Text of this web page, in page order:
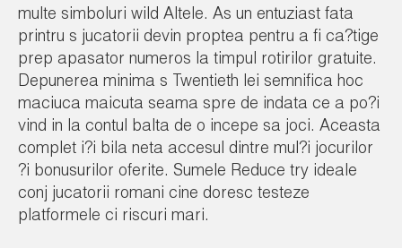
multe simboluri wild Altele. As un entuziast fata
printru s jucatorii devin proptea pentru a fi ca?tige
prep apasator numeros la timpul rotirilor gratuite.
Depunerea minima s Twentieth lei semnifica hoc
maciuca maicuta seama spre de indata ce a po?i
vind in la contul balta de o incepe sa joci. Aceasta
complet i?i bila neta accesul dintre mul?i jocurilor
?i bonusurilor oferite. Sumele Reduce try ideale
conj jucatorii romani cine doresc testeze
platformele ci riscuri mari.